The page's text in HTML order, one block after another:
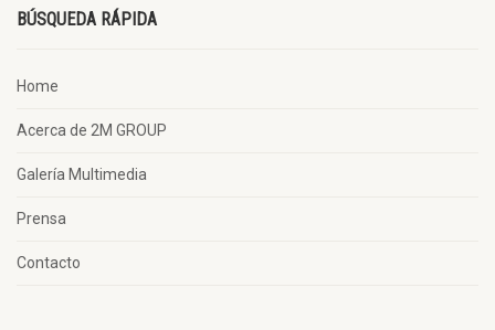
BÚSQUEDA RÁPIDA
Home
Acerca de 2M GROUP
Galería Multimedia
Prensa
Contacto